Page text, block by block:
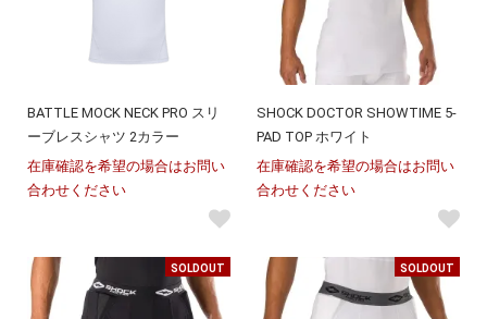
BATTLE MOCK NECK PRO スリ
ーブレスシャツ 2カラー
在庫確認を希望の場合はお問い
合わせください
SHOCK DOCTOR SHOWTIME 5-
PAD TOP ホワイト
在庫確認を希望の場合はお問い
合わせください
SOLDOUT SOLDOUT